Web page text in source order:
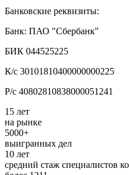
Банковские реквизиты:
Банк: ПАО "Сбербанк"
БИК 044525225
К/с 30101810400000000225
Р/с 40802810838000051241
15 лет
на рынке
5000+
выигранных дел
10 лет
средний стаж специалистов